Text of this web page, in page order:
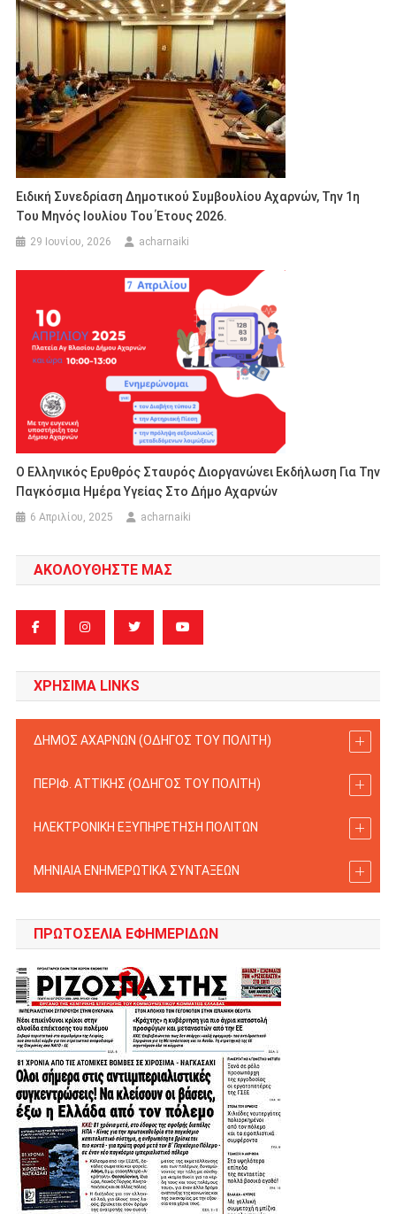
Ειδική Συνεδρίαση Δημοτικού Συμβουλίου Αχαρνών, Την 1η
Του Μηνός Ιουλίου Του Έτους 2026.
29 Ιουνίου, 2026 acharnaiki
Ο Ελληνικός Ερυθρός Σταυρός Διοργανώνει Εκδήλωση Για Την
Παγκόσμια Ημέρα Υγείας Στο Δήμο Αχαρνών
6 Απριλίου, 2025 acharnaiki
ΑΚΟΛΟΥΘΗΣΤΕ ΜΑΣ
ΧΡΗΣΙΜΑ LINKS
ΔΗΜΟΣ ΑΧΑΡΝΩΝ (ΟΔΗΓΟΣ TOY ΠΟΛΙΤΗ)
ΠΕΡΙΦ. ΑΤΤΙΚΗΣ (ΟΔΗΓΟΣ TOY ΠΟΛΙΤΗ)
ΗΛΕΚΤΡΟΝΙΚΗ ΕΞΥΠΗΡΕΤΗΣΗ ΠΟΛΙΤΩΝ
ΜΗΝΙΑΙΑ ΕΝΗΜΕΡΩΤΙΚΑ ΣΥΝΤΑΞΕΩΝ
ΠΡΩΤΟΣΈΛΙΑ ΕΦΗΜΕΡΊΔΩΝ